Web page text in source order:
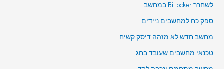
לשחרר Bitlocker במחשב
ספק כח למחשבים ניידים
מחשב חדש לא מזהה דיסק קשיח
טכנאי מחשבים שעובד בחג